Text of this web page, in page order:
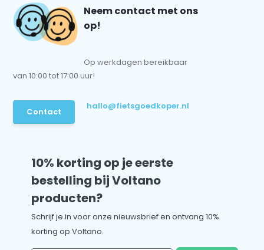
Neem contact met ons
op!
Op werkdagen bereikbaar
van 10:00 tot 17:00 uur!
Contact
hallo@fietsgoedkoper.nl
10% korting op je eerste
bestelling bij Voltano
producten?
Schrijf je in voor onze nieuwsbrief en ontvang 10%
korting op Voltano.